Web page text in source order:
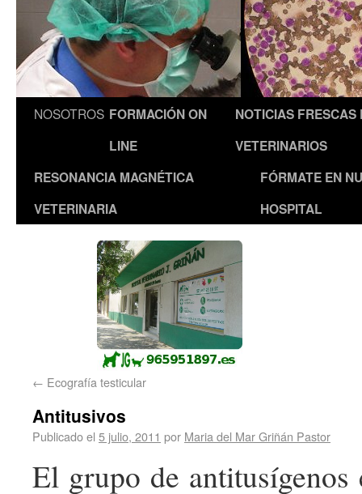
NOSOTROS FORMACIÓN ON
LINE
NOTICIAS FRESCAS
VETERINARIOS
RESONANCIA MAGNÉTICA
VETERINARIA
FÓRMATE EN
HOSPITAL
← Ecografía testicular
Antitusivos
Publicado el 5 julio, 2011 por Maria del Mar Griñán Pastor
El grupo de antitusígenos